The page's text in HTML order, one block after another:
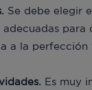
Se debe elegir
adecuadas para
a la perfección
Es muy